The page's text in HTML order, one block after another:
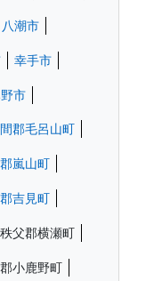
八潮市
幸手市
市
郡毛呂山町
嵐山町
吉見町
秩父郡横瀬町
小鹿野町